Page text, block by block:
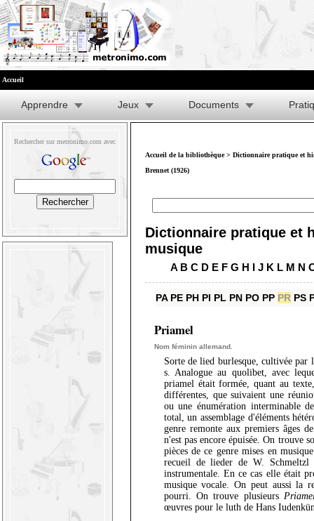
Accueil
Apprendre Jeux Documents
Rechercher sur metronimo.com avec
Accueil de la bibliothèque> Dictionnaire pratique et
Brennet (1926)
Dictionnaire pratique et
musique
A B C D E F G H I J K L M N
PA PE PH PI PL PN PO PP PR PS
Priamel
Nom féminin allemand.
Sorte de lied burlesque, cultivée par
s. Analogue au quolibet, avec
priamel était formée, quant au
différentes, que suivaient une
ou une énumération interminable
total, un assemblage d'éléments
genre remonte aux premiers âges
n'est pas encore épuisée. On trouve
pièces de ce genre mises en
recueil de lieder de W.
instrumentale. En ce cas elle était
musique vocale. On peut aussi la
pourri. On trouve plusieurs
œuvres pour le luth de Hans